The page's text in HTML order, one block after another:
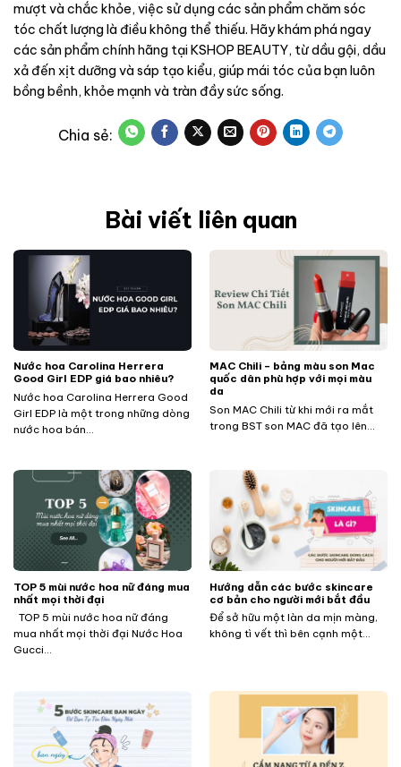
mượt và chắc khỏe, việc sử dụng các sản phẩm chăm sóc
tóc chất lượng là điều không thể thiếu. Hãy khám phá ngay
các sản phẩm chính hãng tại KSHOP BEAUTY, từ dầu gội, dầu
xả đến xịt dưỡng và sáp tạo kiểu, giúp mái tóc của bạn luôn
bồng bềnh, khỏe mạnh và tràn đầy sức sống.
Bài viết liên quan
Nước hoa Carolina Herrera
Good Girl EDP giá bao nhiêu?
Nước hoa Carolina Herrera Good
Girl EDP là một trong những dòng
nước hoa bán...
MAC Chili – bảng màu son Mac
quốc dân phù hợp với mọi màu
da
Son MAC Chili từ khi mới ra mắt
trong BST son MAC đã tạo lên...
TOP 5 mùi nước hoa nữ đáng mua
nhất mọi thời đại
TOP 5 mùi nước hoa nữ đáng
mua nhất mọi thời đại Nước Hoa
Gucci...
Hướng dẫn các bước skincare
cơ bản cho người mới bắt đầu
Để sở hữu một làn da mịn màng,
không tì vết thì bên cạnh một...